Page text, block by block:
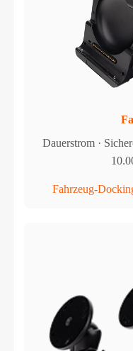
Dauerstrom ·
Fahrzeug-